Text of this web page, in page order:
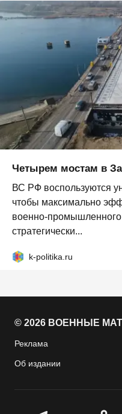
Четырем мостам в
ВС РФ воспользуются
чтобы максимально
военно-
стратегически...
k-politika.ru
© 2026 ВОЕННЫЕ
Реклама
Об издании